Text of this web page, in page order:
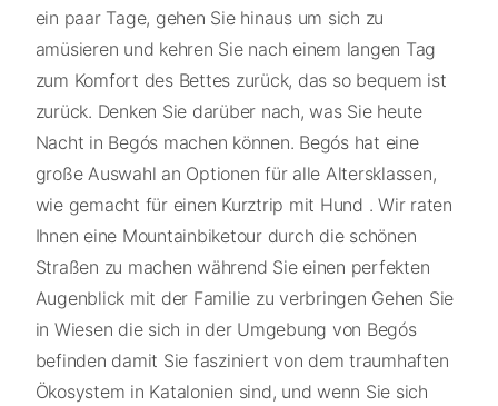
ein paar Tage, gehen Sie hinaus um sich zu
amüsieren und kehren Sie nach einem langen Tag
zum Komfort des Bettes zurück, das so bequem ist
zurück. Denken Sie darüber nach, was Sie heute
Nacht in Begós machen können. Begós hat eine
große Auswahl an Optionen für alle Altersklassen,
wie gemacht für einen Kurztrip mit Hund . Wir raten
Ihnen eine Mountainbiketour durch die schönen
Straßen zu machen während Sie einen perfekten
Augenblick mit der Familie zu verbringen Gehen Sie
in Wiesen die sich in der Umgebung von Begós
befinden damit Sie fasziniert von dem traumhaften
Ökosystem in Katalonien sind, und wenn Sie sich